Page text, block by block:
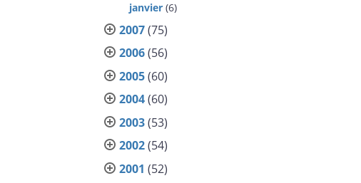
janvier (6)
2007(75)
2006(56)
2005(60)
2004(60)
2003(53)
2002(54)
2001 (52)